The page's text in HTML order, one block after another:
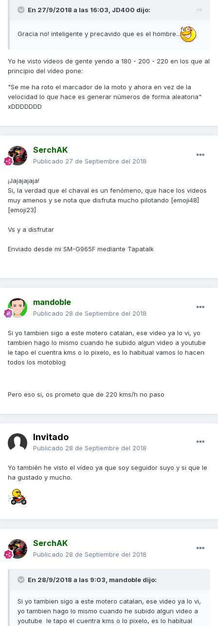
En 27/9/2018 a las 16:03, JD400 dijo:
Gracia no! inteligente y precavido que es el hombre...
Yo he visto vídeos de gente yendo a 180 - 200 - 220 en los que al
principio del vídeo pone:
"Se me ha roto el marcador de la moto y ahora en vez de la
velocidad lo que hace es generar números de forma aleatoria"
xDDDDDDD
SerchAK
Publicado 27 de Septiembre del 2018
¡Jajajajaja!
Si, la verdad que el chaval es un fenómeno, que hace los videos
muy amenos y se nota que disfruta mucho pilotando [emoji48]
[emoji23]
Vs y a disfrutar
Enviado desde mi SM-G965F mediante Tapatalk
mandoble
Publicado 28 de Septiembre del 2018
Si yo tambien sigo a este motero catalan, ese video ya lo vi, yo
tambien hago lo mismo cuando he subido algun video a youtube
le tapo el cuentra kms o lo pixelo, es lo habitual vamos lo hacen
todos los motoblog
Pero eso si, os prometo que de 220 kms/h no paso
Invitado
Publicado 28 de Septiembre del 2018
Yo también he visto el vídeo ya que soy seguidor suyo y si que le
ha gustado y mucho.
SerchAK
Publicado 28 de Septiembre del 2018
En 28/9/2018 a las 9:03, mandoble dijo:
Si yo tambien sigo a este motero catalan, ese video ya lo vi,
yo tambien hago lo mismo cuando he subido algun video a
youtube le tapo el cuentra kms o lo pixelo, es lo habitual